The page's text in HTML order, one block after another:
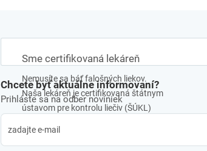
Sme certifikovaná lekáreň
Nemusíte sa báť falošných liekov.
Naša lekáreň je certifikovaná štátnym
ústavom pre kontrolu liečiv (ŠÚKL)
Chcete byť aktuálne informovaní?
Prihláste sa na odber noviniek